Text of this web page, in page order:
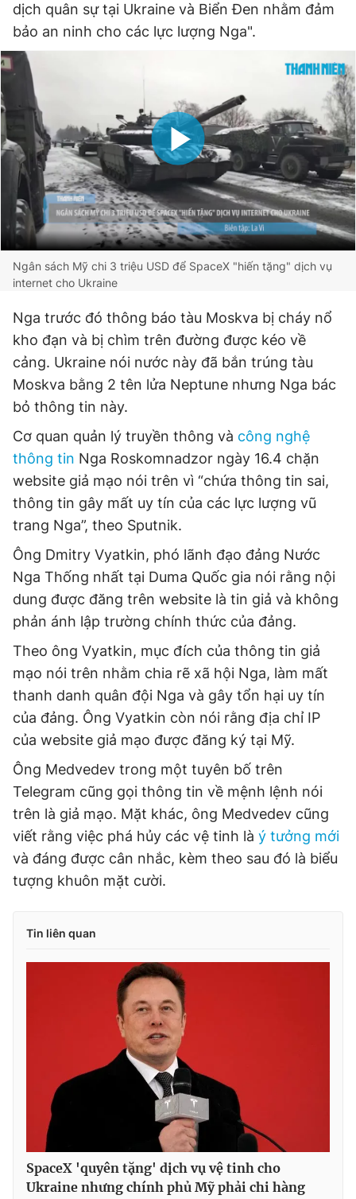
dịch quân sự tại Ukraine và Biển Đen nhằm đảm
bảo an ninh cho các lực lượng Nga".
Ngân sách Mỹ chi 3 triệu USD để SpaceX "hiến tặng" dịch vụ
internet cho Ukraine
Nga trước đó thông báo tàu Moskva bị cháy nổ
kho đạn và bị chìm trên đường được kéo về
cảng. Ukraine nói nước này đã bắn trúng tàu
Moskva bằng 2 tên lửa Neptune nhưng Nga bác
bỏ thông tin này.
Cơ quan quản lý truyền thông và công nghệ
thông tin Nga Roskomnadzor ngày 16.4 chặn
website giả mạo nói trên vì “chứa thông tin sai,
thông tin gây mất uy tín của các lực lượng vũ
trang Nga”, theo Sputnik.
Ông Dmitry Vyatkin, phó lãnh đạo đảng Nước
Nga Thống nhất tại Duma Quốc gia nói rằng nội
dung được đăng trên website là tin giả và không
phản ánh lập trường chính thức của đảng.
Theo ông Vyatkin, mục đích của thông tin giả
mạo nói trên nhằm chia rẽ xã hội Nga, làm mất
thanh danh quân đội Nga và gây tổn hại uy tín
của đảng. Ông Vyatkin còn nói rằng địa chỉ IP
của website giả mạo được đăng ký tại Mỹ.
Ông Medvedev trong một tuyên bố trên
Telegram cũng gọi thông tin về mệnh lệnh nói
trên là giả mạo. Mặt khác, ông Medvedev cũng
viết rằng việc phá hủy các vệ tinh là ý tưởng mới
và đáng được cân nhắc, kèm theo sau đó là biểu
tượng khuôn mặt cười.
Tin liên quan
SpaceX 'quyên tặng' dịch vụ vệ tinh cho
Ukraine nhưng chính phủ Mỹ phải chi hàng